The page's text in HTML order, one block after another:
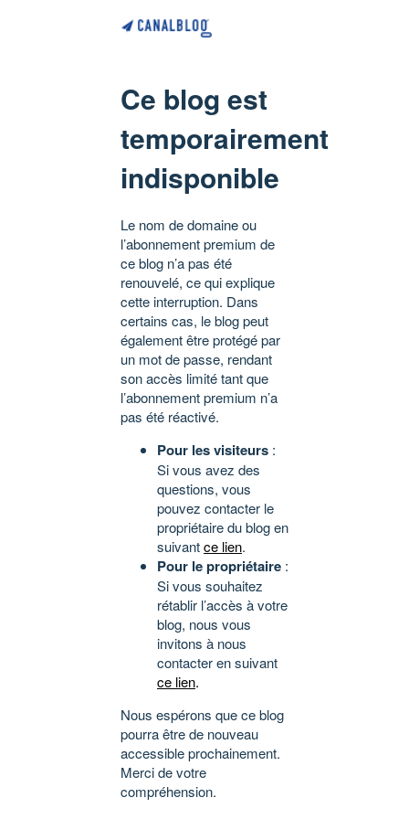
Ce blog est
temporairement
indisponible
Le nom de domaine ou
l’abonnement premium de
ce blog n’a pas été
renouvelé, ce qui explique
cette interruption. Dans
certains cas, le blog peut
également être protégé par
un mot de passe, rendant
son accès limité tant que
l’abonnement premium n’a
pas été réactivé.
Pour les visiteurs :
Si vous avez des
questions, vous
pouvez contacter le
propriétaire du blog en
suivantce lien.
Pour le propriétaire :
Si vous souhaitez
rétablir l’accès à votre
blog, nous vous
invitons à nous
contacter en suivant
ce lien.
Nous espérons que ce blog
pourra être de nouveau
accessible prochainement.
Merci de votre
compréhension.